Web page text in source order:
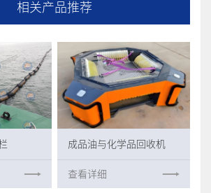
相关产品推荐
成品油与化学品回收机
查看详细